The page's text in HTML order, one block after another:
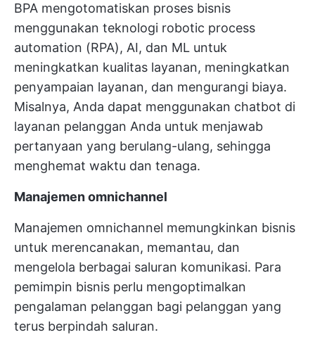
BPA mengotomatiskan proses bisnis
menggunakan teknologi robotic process
automation (RPA), AI, dan ML untuk
meningkatkan kualitas layanan, meningkatkan
penyampaian layanan, dan mengurangi biaya.
Misalnya, Anda dapat menggunakan chatbot di
layanan pelanggan Anda untuk menjawab
pertanyaan yang berulang-ulang, sehingga
menghemat waktu dan tenaga.
Manajemen omnichannel
Manajemen omnichannel memungkinkan bisnis
untuk merencanakan, memantau, dan
mengelola berbagai saluran komunikasi. Para
pemimpin bisnis perlu mengoptimalkan
pengalaman pelanggan bagi pelanggan yang
terus berpindah saluran.